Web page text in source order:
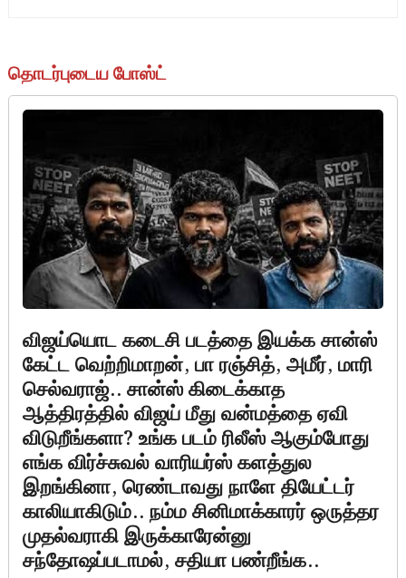
தொடர்புடைய போஸ்ட்
விஜய்யொட கடைசி படத்தை இயக்க சான்ஸ்
கேட்ட வெற்றிமாறன், பா ரஞ்சித், அமீர், மாரி
செல்வராஜ்.. சான்ஸ் கிடைக்காத
ஆத்திரத்தில் விஜய் மீது வன்மத்தை ஏவி
விடுறீங்களா? உங்க படம் ரிலீஸ் ஆகும்போது
எங்க விர்ச்சுவல் வாரியர்ஸ் களத்துல
இறங்கினா, ரெண்டாவது நாளே தியேட்டர்
காலியாகிடும்.. நம்ம சினிமாக்காரர் ஒருத்தர
முதல்வராகி இருக்காரேன்னு
சந்தோஷப்படாமல், சதியா பண்றீங்க..